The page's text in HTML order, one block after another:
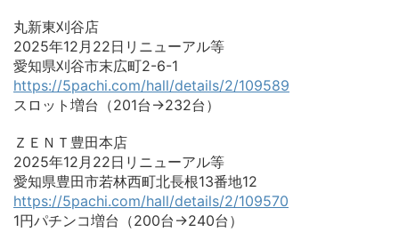
丸新東刈谷店
2025年12月22日リニューアル等
愛知県刈谷市末広町2-6-1
https://5pachi.com/hall/details/2/109589
スロット増台（201台→232台）
ＺＥＮＴ豊田本店
2025年12月22日リニューアル等
愛知県豊田市若林西町北長根13番地12
https://5pachi.com/hall/details/2/109570
1円パチンコ増台（200台→240台）